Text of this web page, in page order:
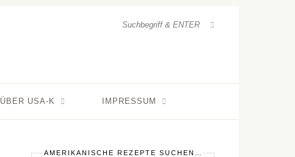
ÜBER USA-K IMPRESSUM
AMERIKANISCHE REZEPTE SUCHEN…